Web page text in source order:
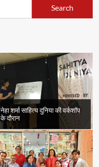
नेहा शर्मा साहित्य दुनिया की वर्कशॉप
के दौरान